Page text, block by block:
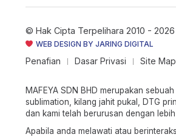
© Hak Cipta Terpelihara 2010 - 2026
WEB DESIGN BY JARING DIGITAL
Penafian Dasar Privasi Site Map
MAFEYA SDN BHD merupakan
sublimation, kilang jahit pukal, DTG
dan kami telah berurusan dengan
Apabila anda melawati atau